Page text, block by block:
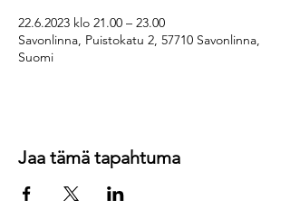
22.6.2023 klo 21.00 – 23.00
Savonlinna, Puistokatu 2, 57710 Savonlinna,
Suomi
Jaa tämä tapahtuma